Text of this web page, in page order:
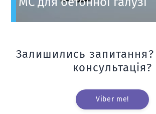
Залишились запитання?
консультація?
Viber me!